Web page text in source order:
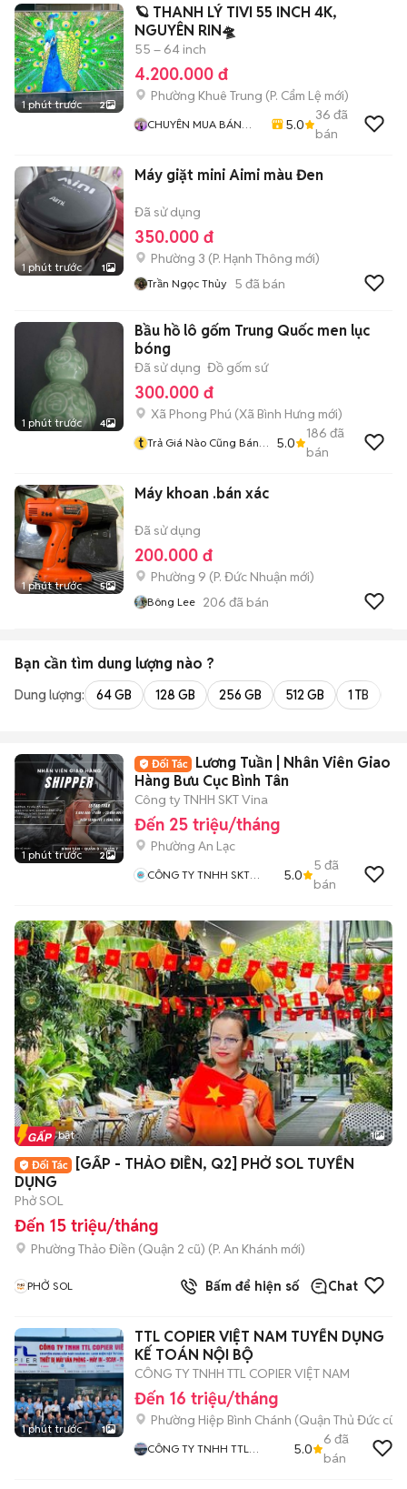
1 phút trước 2
🪐 THANH LÝ TIVI 55 INCH 4K,
NGUYÊN RIN🛸
55 – 64 inch
4.200.000 đ
Phường Khuê Trung (P. Cẩm Lệ mới)
CHUYÊN MUA BÁN
5.0
36 đã
bán
1 phút trước 1
Máy giặt mini Aimi màu Đen
Đã sử dụng
350.000 đ
Phường 3 (P. Hạnh Thông mới)
Trần Ngọc Thủy 5 đã bán
1 phút trước 4
Bầu hồ lô gốm Trung Quốc men lục
bóng
Đã sử dụng Đồ gốm sứ
300.000 đ
Xã Phong Phú (Xã Bình Hưng mới)
t Trả Giá Nào Cũng Bán
5.0
186 đã
bán
1 phút trước 5
Máy khoan .bán xác
Đã sử dụng
200.000 đ
Phường 9 (P. Đức Nhuận mới)
Bông Lee 206 đã bán
Bạn cần tìm dung lượng nào ?
Dung lượng: 64 GB 128 GB 256 GB 512 GB 1 TB
1 phút trước 2
Lương Tuần | Nhân Viên Giao
Hàng Bưu Cục Bình Tân
Công ty TNHH SKT Vina
Đến 25 triệu/tháng
Phường An Lạc
CÔNG TY TNHH SKT
5.0
5 đã
bán
Tin nổi bật 1
[GẤP - THẢO ĐIỀN, Q2] PHỞ SOL TUYỂN
DỤNG
Phở SOL
Đến 15 triệu/tháng
Phường Thảo Điền (Quận 2 cũ) (P. An Khánh mới)
PHỞ SOL Bấm để hiện số Chat
1 phút trước 1
TTL COPIER VIỆT NAM TUYỂN DỤNG
KẾ TOÁN NỘI BỘ
CÔNG TY TNHH TTL COPIER VIỆT NAM
Đến 16 triệu/tháng
Phường Hiệp Bình Chánh (Quận Thủ Đức cũ)
CÔNG TY TNHH TTL
5.0
6 đã
bán